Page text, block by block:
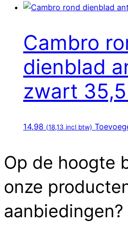
Cambro
dienblad
zwart
14,98 (18,13 incl btw)
Op de hoogte
onze
aanbiedingen?